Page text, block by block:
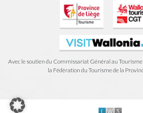
Avec le soutien du Commissariat Général au Tourisme
la Fédération du Tourisme de la